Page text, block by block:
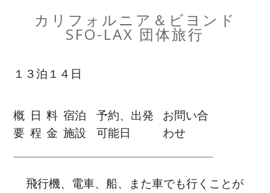
カリフォルニア＆ビヨンド
SFO-LAX 団体旅行
１３泊１４日
概
要
日
程
料
金
宿泊
施設
予約、出発
可能日
お問い合
わせ
飛行機、電車、船、また車でも行くことが